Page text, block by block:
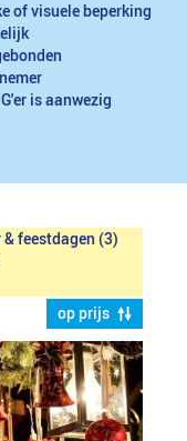
of visuele beperking
is aanwezig
& feestdagen (3)
op prijs